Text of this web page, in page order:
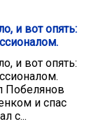
и вот опять:
и вот опять:
Побелянов
и спас
с...